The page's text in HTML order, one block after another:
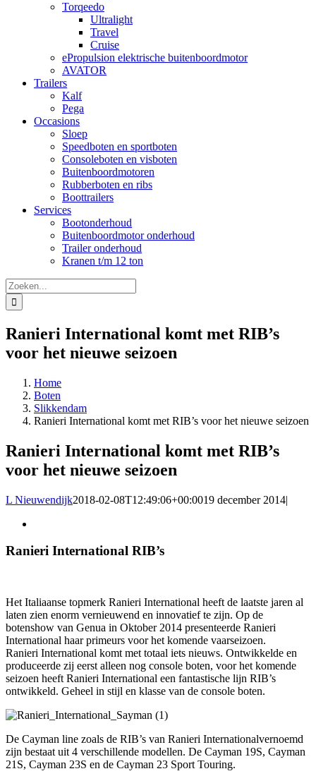
Torqeedo
Ultralight
Travel
Cruise
ePropulsion elektrische buitenboordmotor
AVATOR
Trailers
Kalf
Pega
Occasions
Sloep
Speedboten en sportboten
Consoleboten en visboten
Buitenboordmotoren
Rubberboten en ribs
Boottrailers
Services
Bootonderhoud
Buitenboordmotor onderhoud
Trailer onderhoud
Kranen t/m 12 ton
Zoeken
naar:
Ranieri International komt met RIB’s
voor het nieuwe seizoen
Home
Boten
Slikkendam
Ranieri International komt met RIB’s voor het nieuwe seizoen
Ranieri International komt met RIB’s
voor het nieuwe seizoen
L Nieuwendijk2018-02-08T12:49:06+00:0019 december 2014|
afbeelding
Ranieri International RIB’s
Het Italiaanse topmerk Ranieri International heeft de laatste jaren al
laten zien enorm vernieuwend en innovatief te zijn. Op de
botenshow van Genua in Oktober 2014 presenteerde Ranieri
International haar primeurs voor het komende vaarseizoen.
Ranieri International komt met totaal iets nieuws. Ontwikkelde en
produceerde zij eerst alleen nog console boten, voor het komende
seizoen heeft Ranieri International een fantastische lijn RIB’s
ontwikkeld. Geheel in stijl en klasse van de console boten.
De Cayman line zoals de RIB’s van Ranieri Internationalvernoemd
zijn bestaat uit 4 verschillende modellen. De Cayman 19S, Cayman
21S, Cayman 23S en de Cayman 23 Sport Touring.